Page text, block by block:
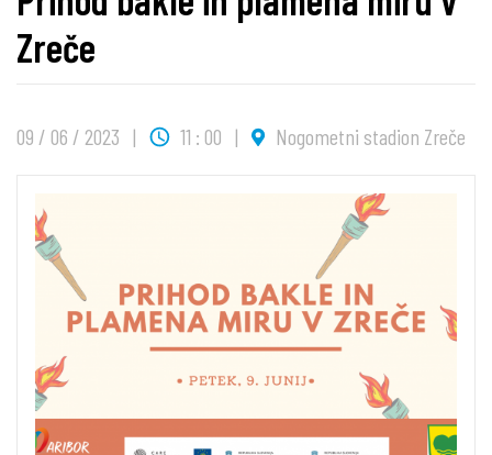
Zreče
09 / 06 / 2023 11 : 00 Nogometni stadion Zreče